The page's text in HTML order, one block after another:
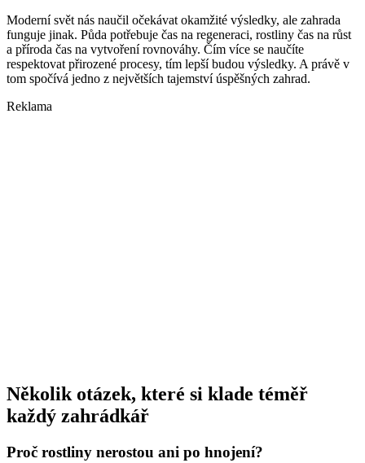
Moderní svět nás naučil očekávat okamžité výsledky, ale zahrada
funguje jinak. Půda potřebuje čas na regeneraci, rostliny čas na růst
a příroda čas na vytvoření rovnováhy. Čím více se naučíte
respektovat přirozené procesy, tím lepší budou výsledky. A právě v
tom spočívá jedno z největších tajemství úspěšných zahrad.
Reklama
Několik otázek, které si klade téměř
každý zahrádkář
Proč rostliny nerostou ani po hnojení?